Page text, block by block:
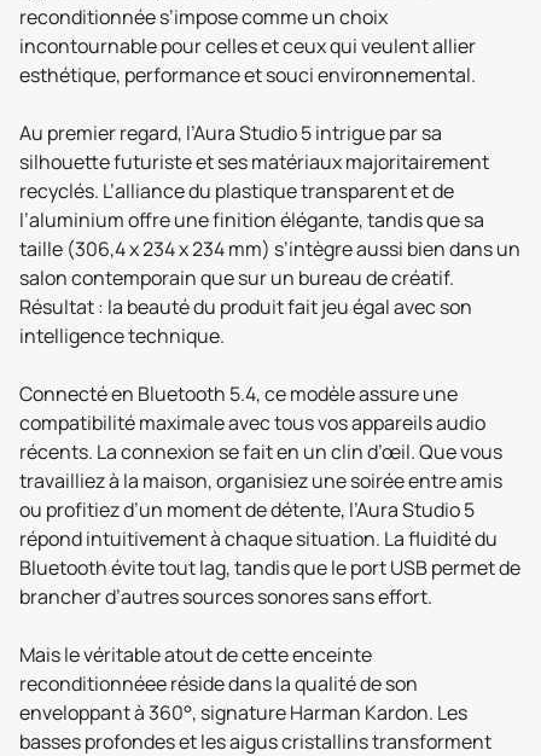
reconditionnée s’impose comme un choix
incontournable pour celles et ceux qui veulent allier
esthétique, performance et souci environnemental.
Au premier regard, l’Aura Studio 5 intrigue par sa
silhouette futuriste et ses matériaux majoritairement
recyclés. L’alliance du plastique transparent et de
l’aluminium offre une finition élégante, tandis que sa
taille (306,4 x 234 x 234 mm) s’intègre aussi bien dans un
salon contemporain que sur un bureau de créatif.
Résultat : la beauté du produit fait jeu égal avec son
intelligence technique.
Connecté en Bluetooth 5.4, ce modèle assure une
compatibilité maximale avec tous vos appareils audio
récents. La connexion se fait en un clin d’œil. Que vous
travailliez à la maison, organisiez une soirée entre amis
ou profitiez d’un moment de détente, l’Aura Studio 5
répond intuitivement à chaque situation. La fluidité du
Bluetooth évite tout lag, tandis que le port USB permet de
brancher d’autres sources sonores sans effort.
Mais le véritable atout de cette enceinte
reconditionnéee réside dans la qualité de son
enveloppant à 360°, signature Harman Kardon. Les
basses profondes et les aigus cristallins transforment